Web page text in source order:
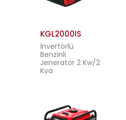
KGL2000IS
İnvertörlü
Benzinli
Jeneratör 2 Kw/2
Kva